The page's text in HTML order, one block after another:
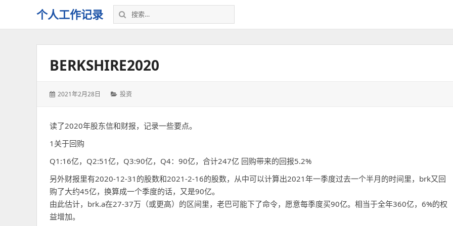
个人工作记录
搜
索：
BERKSHIRE2020
发
2021年2月28日
分
投资
读了2020年股东信和财报，记录一些要点。
1关于回购
Q1:16亿，Q2:51亿，Q3:90亿，Q4：90亿，合计247亿 回购带来的回报5.2%
另外财报里有2020-12-31的股数和2021-2-16的股数，从中可以计算出2021年一季度过去一个半月的时间里，brk又回
购了大约45亿，换算成一个季度的话，又是90亿。
由此估计，brk.a在27-37万（或更高）的区间里，老巴可能下了命令，愿意每季度买90亿。相当于全年360亿，6%的权
益增加。